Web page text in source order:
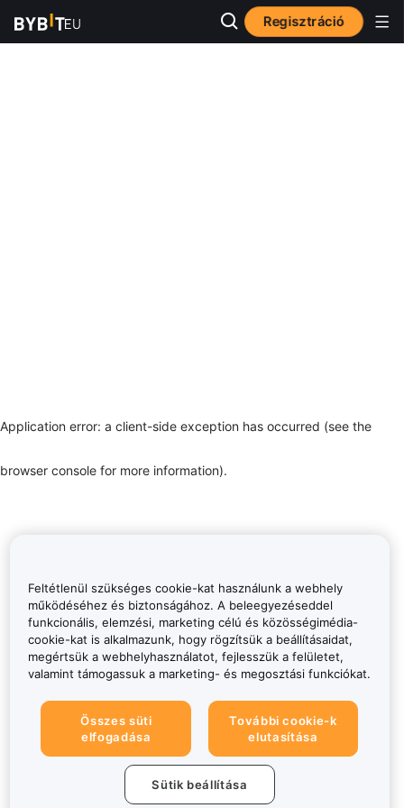
Regisztráció
Application error: a client-side exception has occurred (see the
browser console for more information).
Feltétlenül szükséges cookie-kat használunk a webhely
működéséhez és biztonságához. A beleegyezéseddel
funkcionális, elemzési, marketing célú és közösségimédia-
cookie-kat is alkalmazunk, hogy rögzítsük a beállításaidat,
megértsük a webhelyhasználatot, fejlesszük a felületet,
valamint támogassuk a marketing- és megosztási funkciókat.
Összes süti
elfogadása
További cookie-k
elutasítása
Sütik beállítása